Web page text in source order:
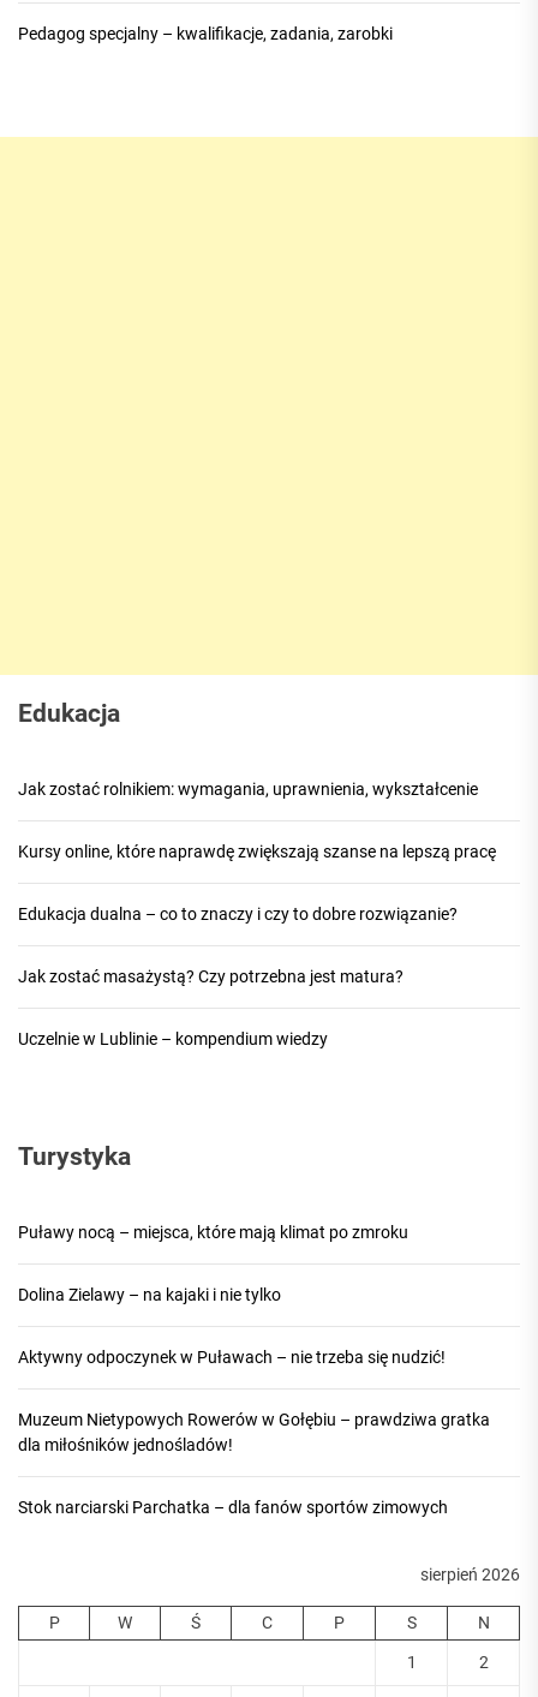
Pedagog specjalny – kwalifikacje, zadania, zarobki
Edukacja
Jak zostać rolnikiem: wymagania, uprawnienia, wykształcenie
Kursy online, które naprawdę zwiększają szanse na lepszą pracę
Edukacja dualna – co to znaczy i czy to dobre rozwiązanie?
Jak zostać masażystą? Czy potrzebna jest matura?
Uczelnie w Lublinie – kompendium wiedzy
Turystyka
Puławy nocą – miejsca, które mają klimat po zmroku
Dolina Zielawy – na kajaki i nie tylko
Aktywny odpoczynek w Puławach – nie trzeba się nudzić!
Muzeum Nietypowych Rowerów w Gołębiu – prawdziwa gratka
dla miłośników jednośladów!
Stok narciarski Parchatka – dla fanów sportów zimowych
sierpień 2026
P W Ś C P S N
1 2